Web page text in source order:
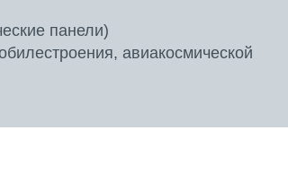
панели)
авиакосмической